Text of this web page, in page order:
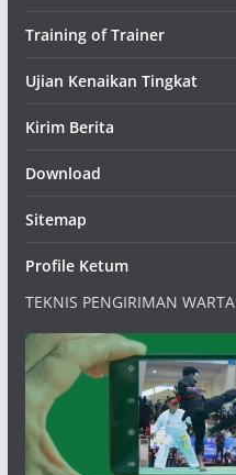
Training of Trainer
Ujian Kenaikan Tingkat
Kirim Berita
Download
Sitemap
Profile Ketum
TEKNIS PENGIRIMAN WARTA